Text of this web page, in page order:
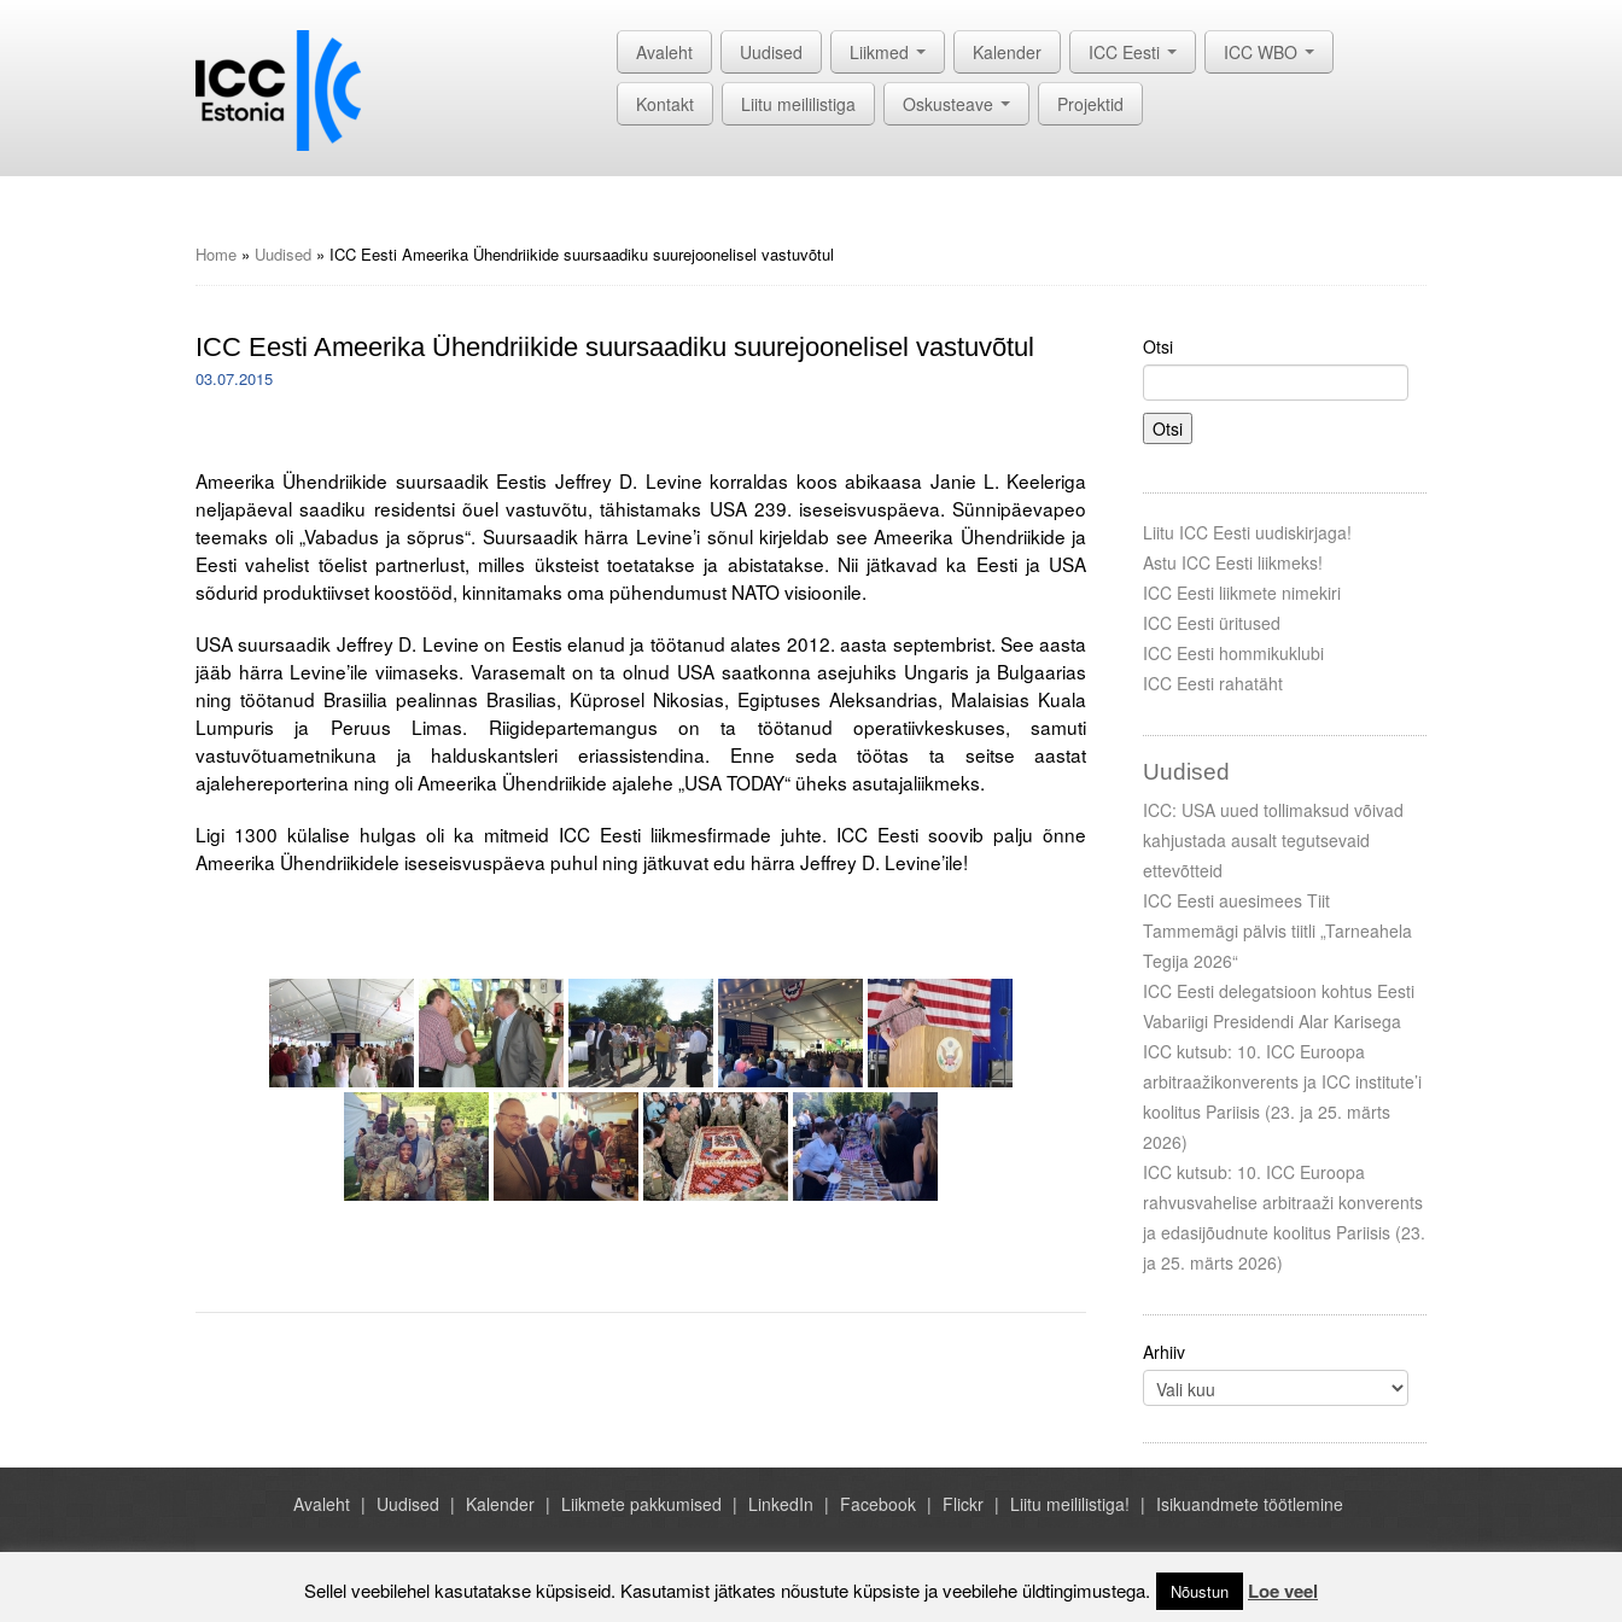
Avaleht Uudised Liikmed Kalender ICC Eesti ICC WBO
Kontakt Liitu meililistiga Oskusteave Projektid
Home » Uudised » ICC Eesti Ameerika Ühendriikide suursaadiku suurejoonelisel vastuvõtul
ICC Eesti Ameerika Ühendriikide suursaadiku suurejoonelisel vastuvõtul
03.07.2015
Ameerika Ühendriikide suursaadik Eestis Jeffrey D. Levine korraldas koos abikaasa Janie L. Keeleriga
neljapäeval saadiku residentsi õuel vastuvõtu, tähistamaks USA 239. iseseisvuspäeva. Sünnipäevapeo
teemaks oli „Vabadus ja sõprus“. Suursaadik härra Levine’i sõnul kirjeldab see Ameerika Ühendriikide ja
Eesti vahelist tõelist partnerlust, milles üksteist toetatakse ja abistatakse. Nii jätkavad ka Eesti ja USA
sõdurid produktiivset koostööd, kinnitamaks oma pühendumust NATO visioonile.
USA suursaadik Jeffrey D. Levine on Eestis elanud ja töötanud alates 2012. aasta septembrist. See aasta
jääb härra Levine’ile viimaseks. Varasemalt on ta olnud USA saatkonna asejuhiks Ungaris ja Bulgaarias
ning töötanud Brasiilia pealinnas Brasilias, Küprosel Nikosias, Egiptuses Aleksandrias, Malaisias Kuala
Lumpuris ja Peruus Limas. Riigidepartemangus on ta töötanud operatiivkeskuses, samuti
vastuvõtuametnikuna ja halduskantsleri eriassistendina. Enne seda töötas ta seitse aastat
ajalehereporterina ning oli Ameerika Ühendriikide ajalehe „USA TODAY“ üheks asutajaliikmeks.
Ligi 1300 külalise hulgas oli ka mitmeid ICC Eesti liikmesfirmade juhte. ICC Eesti soovib palju õnne
Ameerika Ühendriikidele iseseisvuspäeva puhul ning jätkuvat edu härra Jeffrey D. Levine’ile!
Otsi
Otsi
Liitu ICC Eesti uudiskirjaga!
Astu ICC Eesti liikmeks!
ICC Eesti liikmete nimekiri
ICC Eesti üritused
ICC Eesti hommikuklubi
ICC Eesti rahatäht
Uudised
ICC: USA uued tollimaksud võivad
kahjustada ausalt tegutsevaid
ettevõtteid
ICC Eesti auesimees Tiit
Tammemägi pälvis tiitli „Tarneahela
Tegija 2026“
ICC Eesti delegatsioon kohtus Eesti
Vabariigi Presidendi Alar Karisega
ICC kutsub: 10. ICC Euroopa
arbitraažikonverents ja ICC institute’i
koolitus Pariisis (23. ja 25. märts
2026)
ICC kutsub: 10. ICC Euroopa
rahvusvahelise arbitraaži konverents
ja edasijõudnute koolitus Pariisis (23.
ja 25. märts 2026)
Arhiiv
Avaleht Uudised Kalender Liikmete pakkumised LinkedIn Facebook Flickr Liitu meililistiga! Isikuandmete töötlemine
Estonia, +372 684 1070, icc@icc-estonia.ee
Sellel veebilehel kasutatakse küpsiseid. Kasutamist jätkates nõustute küpsiste ja veebilehe üldtingimustega. Nõustun Loe veel